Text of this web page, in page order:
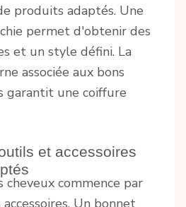
produits adaptés. Une
permet d'obtenir des
et un style défini. La
associée aux bons
garantit une coiffure
et accessoires
cheveux commence par